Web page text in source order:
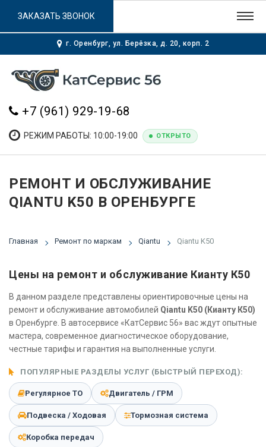
г. Оренбург, ул. Берёзка, д. 20, корп. 2
+7 (961) 929-19-68
РЕЖИМ РАБОТЫ: 10:00-19:00 ОТКРЫТО
ЗАКАЗАТЬ ЗВОНОК
РЕМОНТ И ОБСЛУЖИВАНИЕ
QIANTU K50 В ОРЕНБУРГЕ
Главная Ремонт по маркам Qiantu Qiantu K50
Цены на ремонт и обслуживание Кианту К50
В данном разделе представлены ориентировочные цены на
ремонт и обслуживание автомобилей Qiantu K50 (Кианту К50)
в Оренбурге. В автосервисе «КатСервис 56» вас ждут опытные
мастера, современное диагностическое оборудование,
честные тарифы и гарантия на выполненные услуги.
ПОПУЛЯРНЫЕ РАЗДЕЛЫ УСЛУГ (БЫСТРЫЙ ПЕРЕХОД):
Регулярное ТО Двигатель / ГРМ
Подвеска / Ходовая Тормозная система
Коробка передач